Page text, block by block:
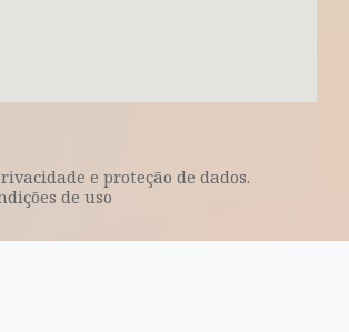
e proteção de dados.
de uso